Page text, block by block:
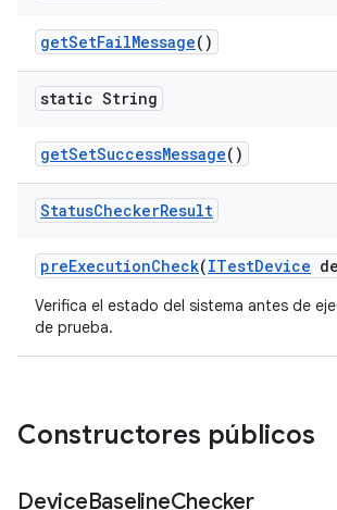
getSetFailMessage()
static String
getSetSuccessMessage()
StatusCheckerResult
preExecutionCheck(ITestDevice
Verifica el estado del sistema antes de
de prueba.
Constructores públicos
DeviceBaselineChecker